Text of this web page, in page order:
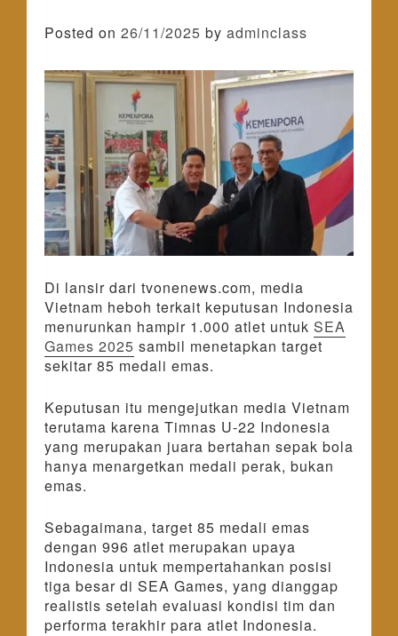
Posted on 26/11/2025 by adminclass
Di lansir dari tvonenews.com, media
Vietnam heboh terkait keputusan Indonesia
menurunkan hampir 1.000 atlet untuk SEA
Games 2025 sambil menetapkan target
sekitar 85 medali emas.
Keputusan itu mengejutkan media Vietnam
terutama karena Timnas U-22 Indonesia
yang merupakan juara bertahan sepak bola
hanya menargetkan medali perak, bukan
emas.
Sebagaimana, target 85 medali emas
dengan 996 atlet merupakan upaya
Indonesia untuk mempertahankan posisi
tiga besar di SEA Games, yang dianggap
realistis setelah evaluasi kondisi tim dan
performa terakhir para atlet Indonesia.